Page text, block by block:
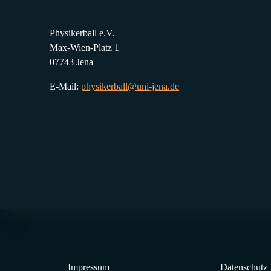
Physikerball e.V.
Max-Wien-Platz 1
07743 Jena
E-Mail:physikerball@uni-jena.de
Impressum Datenschutz